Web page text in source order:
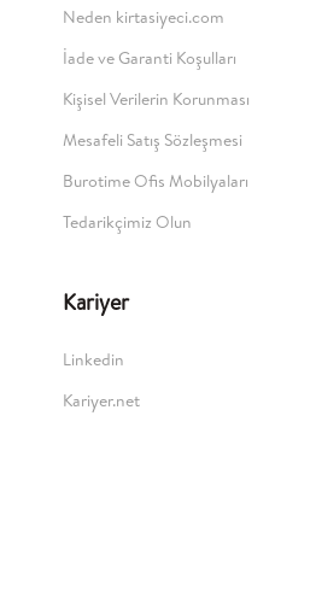
Neden kirtasiyeci.com
İade ve Garanti Koşulları
Kişisel Verilerin Korunması
Mesafeli Satış Sözleşmesi
Burotime Ofis Mobilyaları
Tedarikçimiz Olun
Kariyer
Linkedin
Kariyer.net